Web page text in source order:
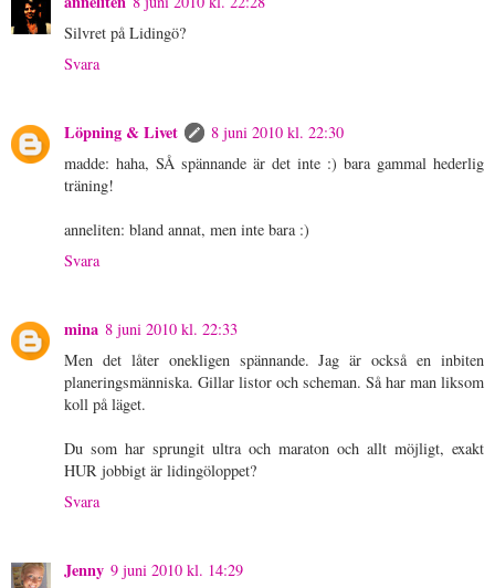
Silvret på Lidingö?
Svara
Löpning & Livet
8 juni 2010 kl. 22:30
madde: haha, SÅ spännande är det inte :) bara gammal hederlig
träning!
anneliten: bland annat, men inte bara :)
Svara
mina 8 juni 2010 kl. 22:33
Men det låter onekligen spännande. Jag är också en inbiten
planeringsmänniska. Gillar listor och scheman. Så har man liksom
koll på läget.
Du som har sprungit ultra och maraton och allt möjligt, exakt
HUR jobbigt är lidingöloppet?
Svara
Jenny 9 juni 2010 kl. 14:29